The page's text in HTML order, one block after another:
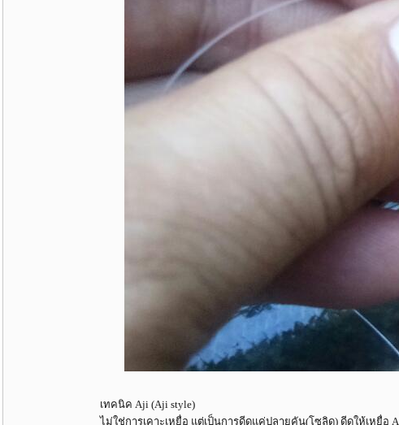
เทคนิค Aji (Aji style)
ไม่ใช่การเคาะเหยื่อ แต่เป็นการดีดแค่ปลายคัน(โซลิด) ดีดให้เหยื่อ